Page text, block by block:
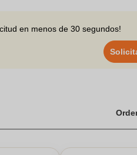
en menos de 30 segundos!